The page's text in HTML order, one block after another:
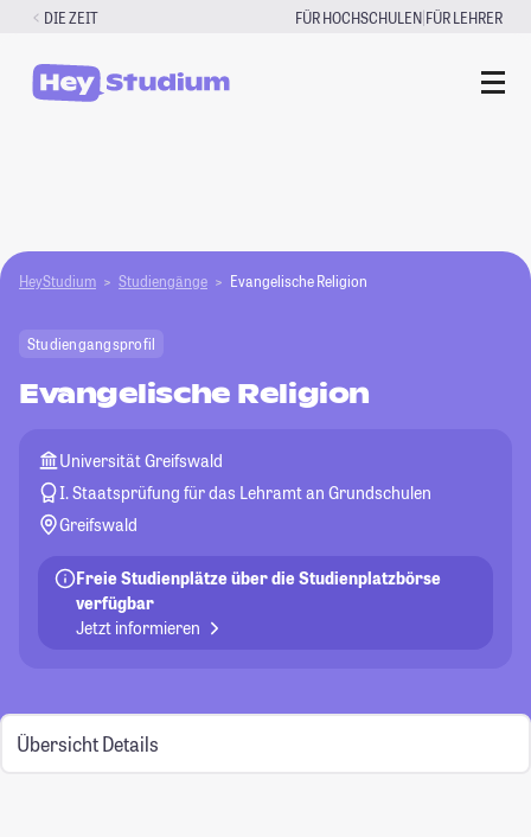
Zum
springen
DIE ZEIT FÜR HOCHSCHULEN|FÜR LEHRER
HeyStudium Studiengänge Evangelische Religion
Studiengangsprofil
Evangelische Religion
Universität Greifswald
I. Staatsprüfung für das Lehramt an Grundschulen
Greifswald
Freie Studienplätze über die Studienplatzbörse
verfügbar
Jetzt informieren
Übersicht Details